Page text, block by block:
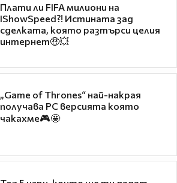
Плати ли FIFA милиони на
IShowSpeed?! Истината зад
сделката, която разтърси целия
интернет🤑💥
„Game of Thrones“ най-накрая
получава PC версията която
чакахме🎮🤩